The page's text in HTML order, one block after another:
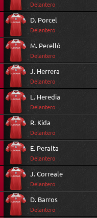
Delantero
D. Porcel
Delantero
M. Perelló
Delantero
J. Herrera
Delantero
L. Heredia
Delantero
R. Kida
Delantero
E. Peralta
Delantero
J. Correale
Delantero
D. Barros
Delantero